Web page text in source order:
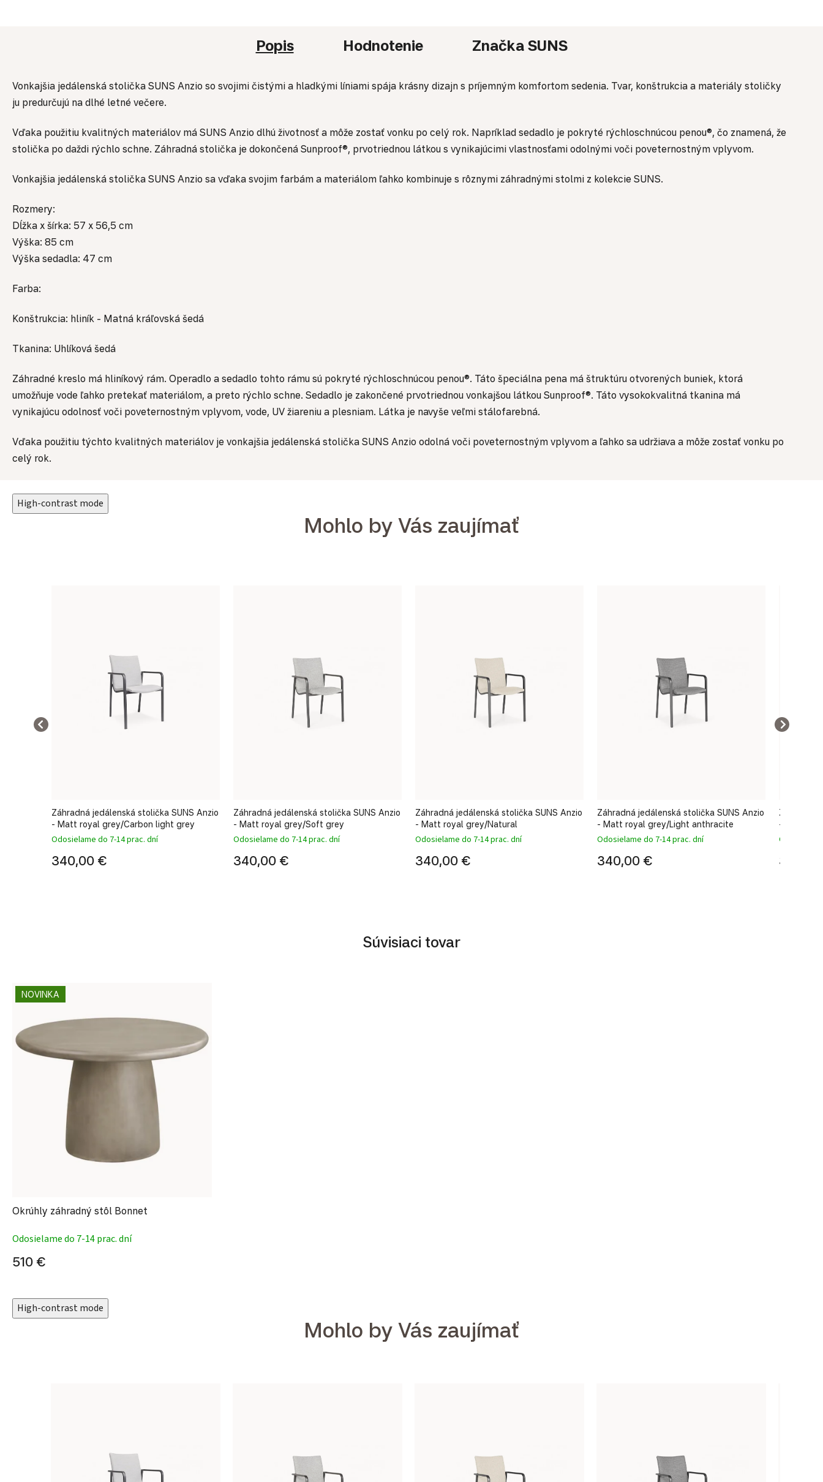
Popis Hodnotenie ZnačkaSUNS
Vonkajšia jedálenská stolička SUNS Anzio so svojimi čistými a hladkými líniami spája krásny dizajn s príjemným komfortom sedenia. Tvar, konštrukcia a materiály stoličky
ju predurčujú na dlhé letné večere.
Vďaka použitiu kvalitných materiálov má SUNS Anzio dlhú životnosť a môže zostať vonku po celý rok. Napríklad sedadlo je pokryté rýchloschnúcou penou®, čo znamená, že
stolička po daždi rýchlo schne. Záhradná stolička je dokončená Sunproof®, prvotriednou látkou s vynikajúcimi vlastnosťami odolnými voči poveternostným vplyvom.
Vonkajšia jedálenská stolička SUNS Anzio sa vďaka svojim farbám a materiálom ľahko kombinuje s rôznymi záhradnými stolmi z kolekcie SUNS.
Rozmery:
Dĺžka x šírka: 57 x 56,5 cm
Výška: 85 cm
Výška sedadla: 47 cm
Farba:
Konštrukcia: hliník - Matná kráľovská šedá
Tkanina: Uhlíková šedá
Záhradné kreslo má hliníkový rám. Operadlo a sedadlo tohto rámu sú pokryté rýchloschnúcou penou®. Táto špeciálna pena má štruktúru otvorených buniek, ktorá
umožňuje vode ľahko pretekať materiálom, a preto rýchlo schne. Sedadlo je zakončené prvotriednou vonkajšou látkou Sunproof®. Táto vysokokvalitná tkanina má
vynikajúcu odolnosť voči poveternostným vplyvom, vode, UV žiareniu a plesniam. Látka je navyše veľmi stálofarebná.
Vďaka použitiu týchto kvalitných materiálov je vonkajšia jedálenská stolička SUNS Anzio odolná voči poveternostným vplyvom a ľahko sa udržiava a môže zostať vonku po
celý rok.
High-contrast mode
Mohlo by Vás zaujímať
Záhradná jedálenská stolička SUNS Anzio
- Matt royal grey/Carbon light grey
Odosielame do 7-14 prac. dní
340,00 €
Záhradná jedálenská stolička SUNS Anzio
- Matt royal grey/Soft grey
Odosielame do 7-14 prac. dní
340,00 €
Záhradná jedálenská stolička SUNS Anzio
- Matt royal grey/Natural
Odosielame do 7-14 prac. dní
340,00 €
Záhradná jedálenská stolička SUNS Anzio
- Matt royal grey/Light anthracite
Odosielame do 7-14 prac. dní
340,00 €
Záhradná
- Matt
Súvisiaci tovar
NOVINKA
Okrúhly záhradný stôl Bonnet
Odosielame do 7-14 prac. dní
510 €
High-contrast mode
Mohlo by Vás zaujímať